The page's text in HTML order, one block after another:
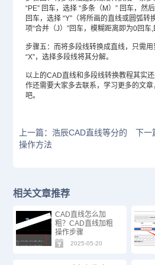
“PE” 回车，选择 “多条（M）” 回车，然
回车，选择 “Y”（将所画的直线或圆弧
项“合并（J）”回车，模糊距离即为0回车,
步骤五：而将多段线转换成直线，只需
“X”，选择多段线将其分解。
以上的CAD直线和多段线转换教程其实
作还需要大家多去联系，学习更多的文
吧。
上一篇：浩辰CAD直线等分的
操作方法
下一
相关文章推荐
CAD直线怎么加
粗？CAD直线加粗
操作步骤
2025-05-20